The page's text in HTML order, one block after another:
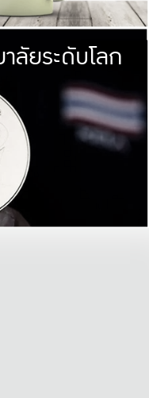
มหาวิทยา
พร้อมที่จ
และผลักดันในการใช้ระบบส
เพื่อการทำงานแ
ลัยระดับโลก